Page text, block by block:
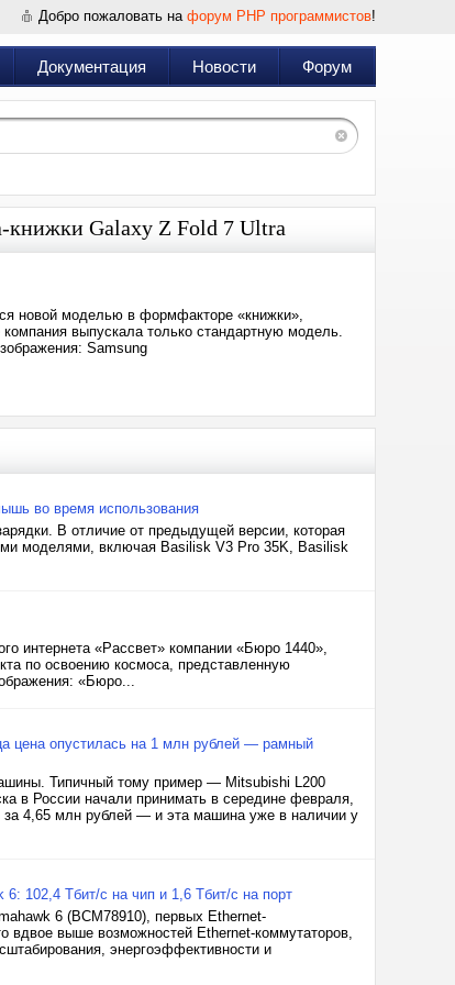
Добро пожаловать на форум PHP программистов!
Документация Новости Форум
книжки Galaxy Z Fold 7 Ultra
новой моделью в формфакторе «книжки»,
выпускала только стандартную модель.
Samsung
во время использования
В отличие от предыдущей версии, которая
моделями, включая Basilisk V3 Pro 35K, Basilisk
интернета «Рассвет» компании «Бюро 1440»,
по освоению космоса, представленную
«Бюро...
цена опустилась на 1 млн рублей — рамный
Типичный тому пример — Mitsubishi L200
в России начали принимать в середине февраля,
за 4,65 млн рублей — и эта машина уже в наличии у
102,4 Тбит/с на чип и 1,6 Тбит/с на порт
6 (BCM78910), первых Ethernet-
вдвое выше возможностей Ethernet-коммутаторов,
энергоэффективности и